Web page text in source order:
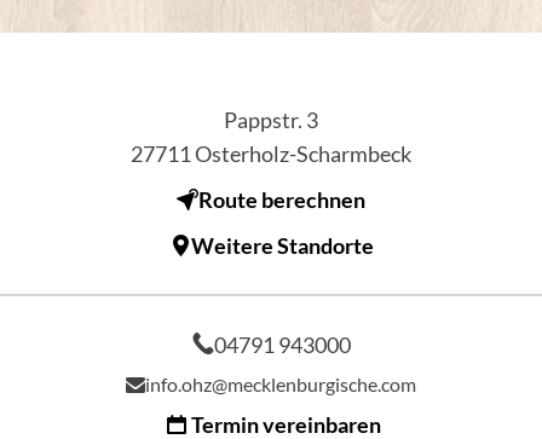
Pappstr. 3
27711Osterholz-Scharmbeck
Route berechnen
Weitere Standorte
04791 943000
info.ohz@mecklenburgische.com
Termin vereinbaren